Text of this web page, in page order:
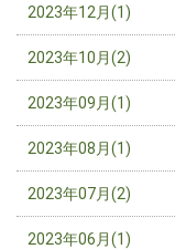
2023年12月(1)
2023年10月(2)
2023年09月(1)
2023年08月(1)
2023年07月(2)
2023年06月(1)